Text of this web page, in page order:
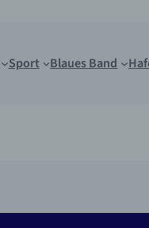
Sport Blaues Band